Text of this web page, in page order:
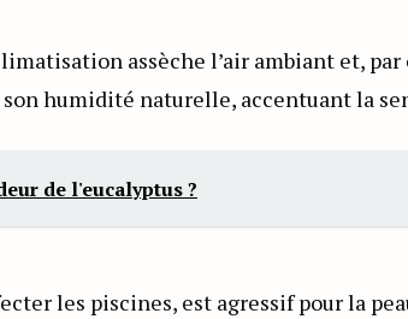
assèche l’air ambiant et, par
humidité naturelle, accentuant la
de l'eucalyptus ?
les piscines, est agressif pour la